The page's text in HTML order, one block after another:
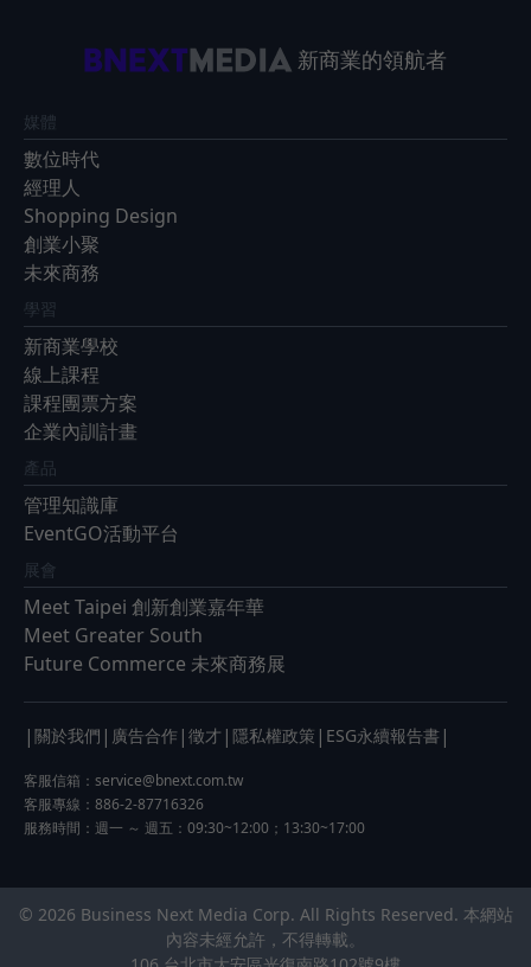
新商業的領航者
媒體
數位時代
經理人
Shopping Design
創業小聚
未來商務
學習
新商業學校
線上課程
課程團票方案
企業內訓計畫
產品
管理知識庫
EventGO活動平台
展會
Meet Taipei 創新創業嘉年華
Meet Greater South
Future Commerce 未來商務展
| 關於我們 | 廣告合作 | 徵才 | 隱私權政策 | ESG永續報告書 |
客服信箱： service@bnext.com.tw
客服專線：886-2-87716326
服務時間：週一 ～ 週五：09:30~12:00；13:30~17:00
© 2026 Business Next Media Corp. All Rights Reserved. 本網站
內容未經允許，不得轉載。